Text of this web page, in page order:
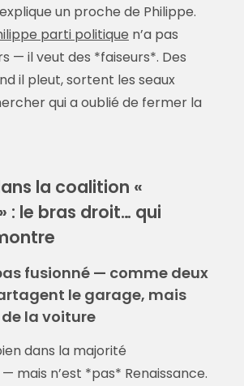
un proche de Philippe.
parti politique n’a pas
— il veut des *faiseurs*. Des
il pleut, sortent les seaux
qui a oublié de fermer la
la coalition «
: le bras droit… qui
fusionné — comme deux
le garage, mais
la voiture
dans la majorité
mais n’est *pas* Renaissance.